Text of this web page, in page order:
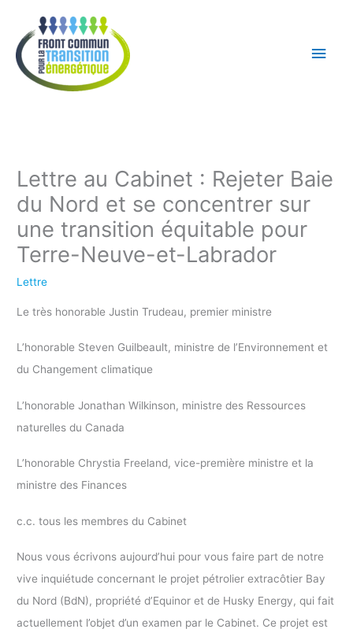
contenu
Lettre au Cabinet : Rejeter Baie
du Nord et se concentrer sur
une transition équitable pour
Terre-Neuve-et-Labrador
Lettre
Le très honorable Justin Trudeau, premier ministre
L’honorable Steven Guilbeault, ministre de l’Environnement et
du Changement climatique
L’honorable Jonathan Wilkinson, ministre des Ressources
naturelles du Canada
L’honorable Chrystia Freeland, vice-première ministre et la
ministre des Finances
c.c. tous les membres du Cabinet
Nous vous écrivons aujourd’hui pour vous faire part de notre
vive inquiétude concernant le projet pétrolier extracôtier Bay
du Nord (BdN), propriété d’Equinor et de Husky Energy, qui fait
actuellement l’objet d’un examen par le Cabinet. Ce projet est